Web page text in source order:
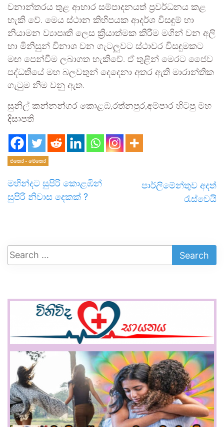
වනාන්තරය තුළ ආහාර සම්පාදනයත් ප්‍රවර්ධනය කළ
හැකි වේ. මෙය ස්ථාන කිහිපයක ආදර්ශ විසඳුම් හා
නියාමන ව්‍යාපෘති ලෙස ක්‍රියාත්මක කිරීම මගින් වන අලි
හා මිනිසුන් විනාශ වන ගැටලුවට ස්ථාවර විසඳුමකට
මඟ පෙන්වීම ලබාගත හැකිවේ. ඒ තුළින් මෙරට ජෛව
පද්ධතියේ මහ බලවතුන් දෙදෙනා අතර ඇති මාරාන්තික
ගැටුම නිම වනු ඇත.
සුනිල් කන්නන්ගර කොළඹ,රත්නපුර,අම්පාර හිටපු මහ
දිසාපති
එතෙර - මෙතෙර
මහින්දට සුපිරි කොළඹින්
සුපිරි නිවාස දෙකක් ?
පාර්ලිමේන්තුව අදත්
රැස්වෙයි